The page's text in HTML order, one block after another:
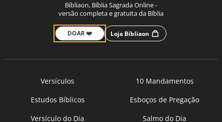
Bíbliaon, Bíblia Sagrada Online -
versão completa e gratuita da Bíblia
DOAR ❤️ Loja Bíbliaon
Versículos
10 Mandamentos
Estudos Bíblicos
Esboços de Pregação
Versículo do Dia
Salmo do Dia